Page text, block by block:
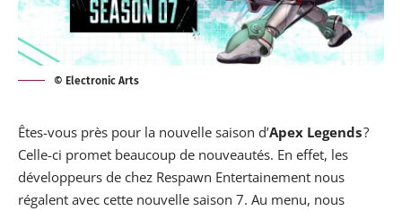
© Electronic Arts
Êtes-vous près pour la nouvelle saison d’Apex Legends?
Celle-ci promet beaucoup de nouveautés. En effet, les
développeurs de chez Respawn Entertainement nous
régalent avec cette nouvelle saison 7. Au menu, nous